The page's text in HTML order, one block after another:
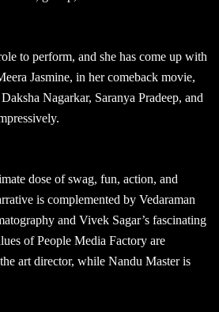
to perform, and she has come up with
Jasmine, in her comeback movie,
Nagarkar, Saranya Pradeep, and
dose of swag, fun, action, and
is complemented by Vedaraman
and Vivek Sagar’s fascinating
of People Media Factory are
art director, while Nandu Master is